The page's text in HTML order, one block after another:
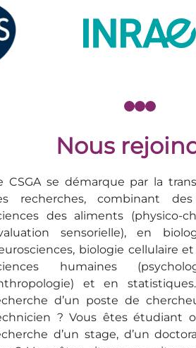
Nous
CSGA se démarque par la
recherches, combinant
des aliments (physico-
sensorielle), en
biologie cellulaire
humaines
et en
d’un poste de
? Vous êtes étudiant
d’un stage, d’un